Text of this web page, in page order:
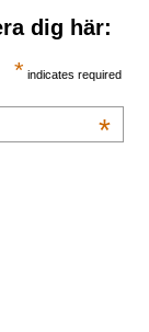
dig här:
* indicates required
*